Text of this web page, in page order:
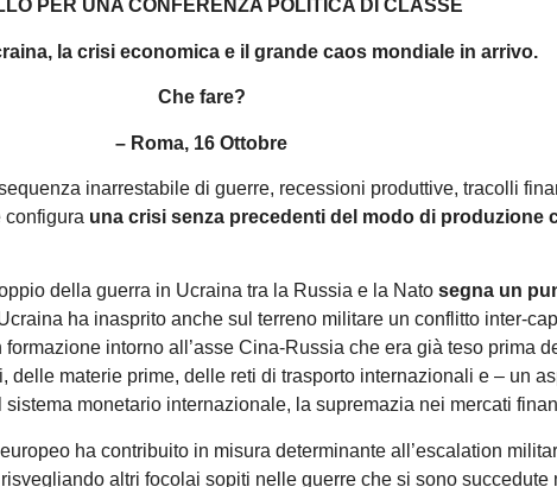
PER UNA CONFERENZA POLITICA DI CLASSE
la crisi economica e il grande caos mondiale in arrivo.
Che fare?
– Roma, 16 Ottobre
inarrestabile di guerre, recessioni produttive, tracolli
configura una crisi senza precedenti del modo di produzione
della guerra in Ucraina tra la Russia e la Nato segna un
ha inasprito anche sul terreno militare un conflitto inter-
intorno all’asse Cina-Russia che era già teso prima
delle materie prime, delle reti di trasporto internazionali e – un
monetario internazionale, la supremazia nei mercati
ha contribuito in misura determinante all’escalation
altri focolai sopiti nelle guerre che si sono succedute